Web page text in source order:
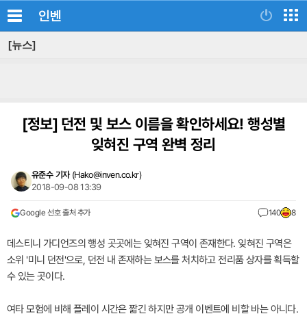
인벤
[뉴스]
[정보]던전 및 보스 이름을 확인하세요! 행성별
잊혀진 구역 완벽 정리
유준수 기자 (Hako@inven.co.kr)
2018-09-08 13:39
Google 선호 출처 추가 140 8
데스티니 가디언즈의 행성 곳곳에는 잊혀진 구역이 존재한다. 잊혀진 구역은
소위 '미니 던전'으로, 던전 내 존재하는 보스를 처치하고 전리품 상자를 획득할
수 있는 곳이다.
여타 모험에 비해 플레이 시간은 짧긴 하지만 공개 이벤트에 비할 바는 아니다.